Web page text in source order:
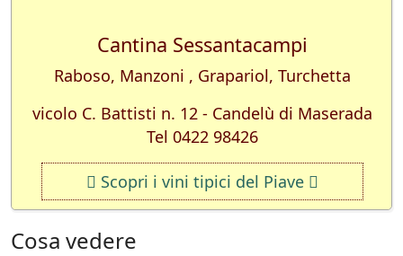
Cantina Sessantacampi
Raboso, Manzoni , Grapariol, Turchetta
vicolo C. Battisti n. 12 - Candelù di Maserada
Tel 0422 98426
Scopri i vini tipici del Piave
Cosa vedere